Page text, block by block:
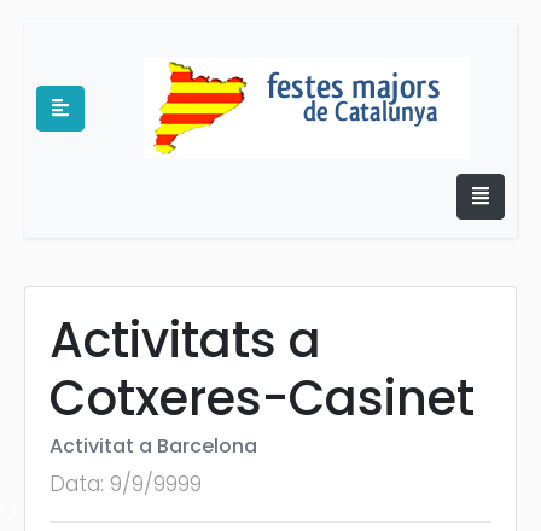
Activitats a
Cotxeres-Casinet
Activitat a Barcelona
Data: 9/9/9999